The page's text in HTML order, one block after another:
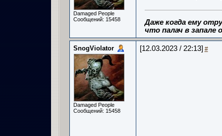
Damaged People
Сообщений: 15458
Даже когда ему
что палач в запале
SnogViolator
Damaged People
Сообщений: 15458
[12.03.2023 / 22:13] #